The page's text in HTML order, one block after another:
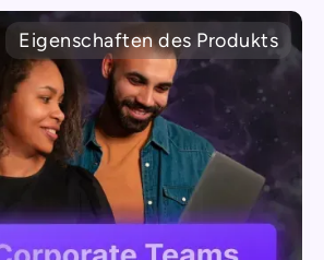
Eigenschaften des Produkts